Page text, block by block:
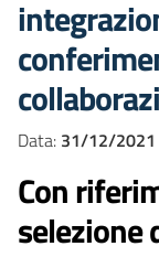
Data: 31/12/2021
Con
selezione